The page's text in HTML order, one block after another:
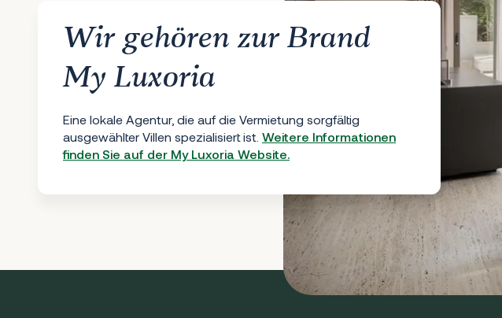
Wir gehören zur Brand
My Luxoria
Eine lokale Agentur, die auf die Vermietung sorgfältig
ausgewählter Villen spezialisiert ist. Weitere Informationen
finden Sie auf der My Luxoria Website.